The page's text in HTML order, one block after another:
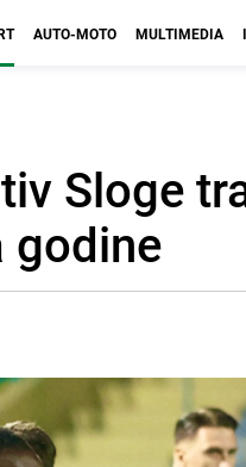
AUTO-MOTO MULTIMEDIA
Sloge
godine